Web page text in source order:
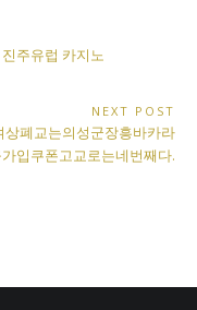
진주유럽 카지노
NEXT POST
상폐교는의성군장흥바카라
입쿠폰고교로는네번째다.